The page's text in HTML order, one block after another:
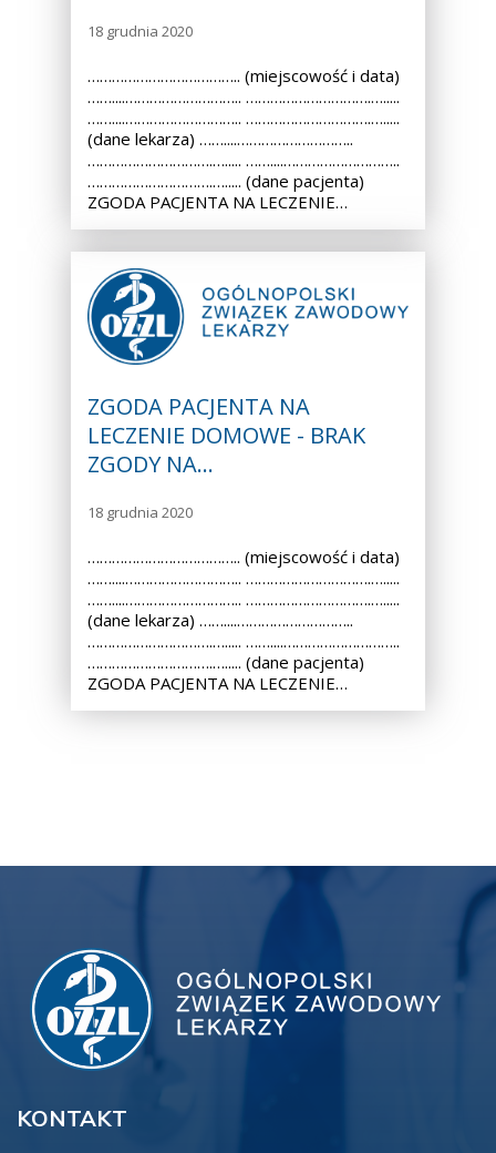
18 grudnia 2020
……………………………….. (miejscowość i data)
……....……………………….. ………………………….….....
……....……………………….. ………………………….….....
(dane lekarza) ……....………………………..
………………………….…..... ……....………………………..
………………………….…..... (dane pacjenta)
ZGODA PACJENTA NA LECZENIE…
ZGODA PACJENTA NA
LECZENIE DOMOWE - BRAK
ZGODY NA…
18 grudnia 2020
……………………………….. (miejscowość i data)
……....……………………….. ………………………….….....
……....……………………….. ………………………….….....
(dane lekarza) ……....………………………..
………………………….…..... ……....………………………..
………………………….…..... (dane pacjenta)
ZGODA PACJENTA NA LECZENIE…
KONTAKT